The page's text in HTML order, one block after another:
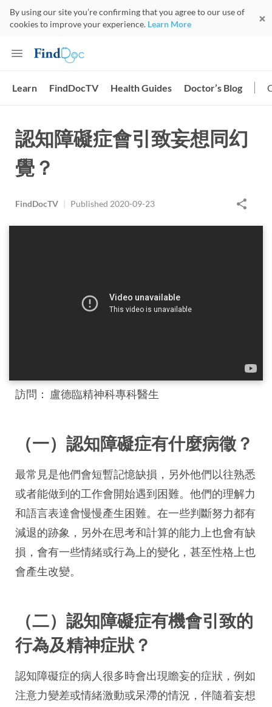
By using our site you’re confirming that you agree to our use of
cookies to improve your experience. Learn More
Learn FindDocTV Health Guides Doctor’s Blog
認知障礙症會引致妄想同幻
覺？
FindDocTV | Published 2020-09-23
訪問： 盧德臨精神科專科醫生
（一）認知障礙症有什麼病徵？
最常見是他們會短暫記憶缺損，另外他們以往熟悉
或者能做到的工作會開始遇到困難。他們的理解力
和語言表達會慢慢產生困難。在一些判斷努力都有
減退的跡象，另外在思考和計算的能力上也會有缺
損，會有一些情緒或行為上的變化，甚至性格上也
會產生改變。
（二）認知障礙症有機會引致的
行為及精神症狀？
認知障礙症的病人很多時會出現瞻妄的症狀，例如
注意力變差或情緒激動或呆滯的情況，伴隨着妄想